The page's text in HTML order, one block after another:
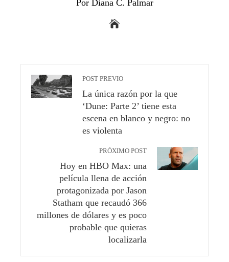
Por Diana C. Palmar
POST PREVIO
La única razón por la que
‘Dune: Parte 2’ tiene esta
escena en blanco y negro: no
es violenta
PRÓXIMO POST
Hoy en HBO Max: una
película llena de acción
protagonizada por Jason
Statham que recaudó 366
millones de dólares y es poco
probable que quieras
localizarla